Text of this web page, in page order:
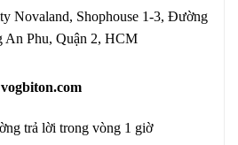
Novaland, Shophouse 1-3, Đường
An Phu, Quận 2, HCM
trả lời trong vòng 1 giờ